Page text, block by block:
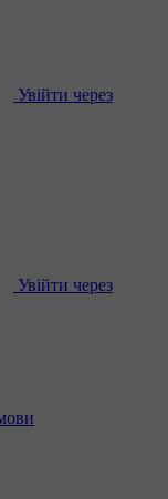
Увійти через
Увійти через